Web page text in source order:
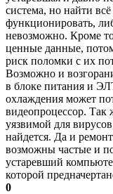
система, но найти
функционировать,
невозможно. Кроме
ценные данные,
риск поломки с их
Возможно и
в блоке питания и
охлаждения может
видеопроцессор. Так
уязвимой для
найдется. Да и
возможны частые и
устаревший
которой
0